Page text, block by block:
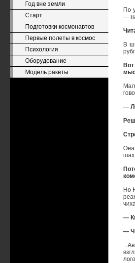
Год вне земли
Старт
Подготовки космонавтов
Первые полеты в космос
Психология
Оборудование
Модель ракеты
По
—
В
—
Она
Но
—
—